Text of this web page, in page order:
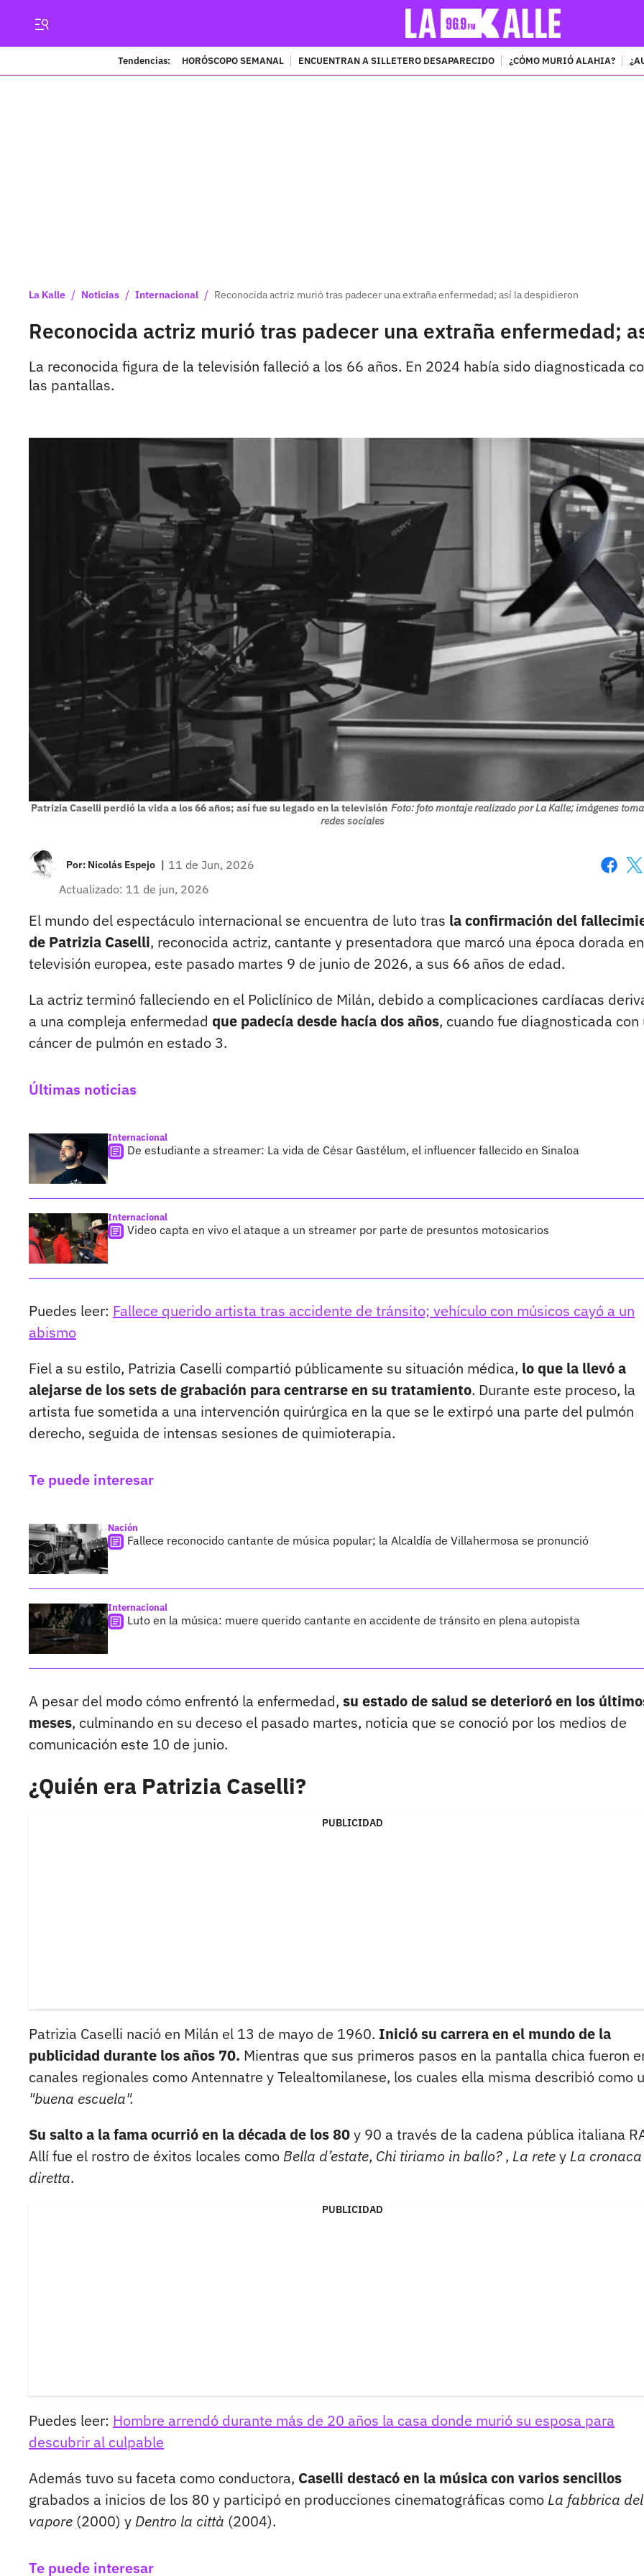
Tendencias: HORÓSCOPO SEMANAL ENCUENTRAN A SILLETERO DESAPARECIDO ¿CÓMO MURIÓ ALAHIA?
La Kalle / Noticias / Internacional / Reconocida actriz murió tras padecer una extraña enfermedad; así la despidieron
Reconocida actriz murió tras padecer una extraña enfermedad;
La reconocida figura de la televisión falleció a los 66 años. En 2024 había sido diagnosticada
las pantallas.
Patrizia Caselli perdió la vida a los 66 años; así fue su legado en la televisión Foto: foto montaje realizado por La Kalle; imágenes
redes sociales
Por: Nicolás Espejo | 11 de Jun, 2026
Actualizado: 11 de jun, 2026
El mundo del espectáculo internacional se encuentra de luto tras la confirmación del
de Patrizia Caselli, reconocida actriz, cantante y presentadora que marcó una época dorada
televisión europea, este pasado martes 9 de junio de 2026, a sus 66 años de edad.
La actriz terminó falleciendo en el Policlínico de Milán, debido a complicaciones cardíacas
a una compleja enfermedad que padecía desde hacía dos años, cuando fue diagnosticada con
cáncer de pulmón en estado 3.
Últimas noticias
Internacional
De estudiante a streamer: La vida de César Gastélum, el influencer fallecido en Sinaloa
Internacional
Video capta en vivo el ataque a un streamer por parte de presuntos motosicarios
Puedes leer: Fallece querido artista tras accidente de tránsito; vehículo con músicos cayó a un
abismo
Fiel a su estilo, Patrizia Caselli compartió públicamente su situación médica, lo que la llevó a
alejarse de los sets de grabación para centrarse en su tratamiento. Durante este proceso, la
artista fue sometida a una intervención quirúrgica en la que se le extirpó una parte del pulmón
derecho, seguida de intensas sesiones de quimioterapia.
Te puede interesar
Nación
Fallece reconocido cantante de música popular; la Alcaldía de Villahermosa se pronunció
Internacional
Luto en la música: muere querido cantante en accidente de tránsito en plena autopista
A pesar del modo cómo enfrentó la enfermedad, su estado de salud se deterioró en los
meses, culminando en su deceso el pasado martes, noticia que se conoció por los medios de
comunicación este 10 de junio.
¿Quién era Patrizia Caselli?
PUBLICIDAD
Patrizia Caselli nació en Milán el 13 de mayo de 1960. Inició su carrera en el mundo de la
publicidad durante los años 70. Mientras que sus primeros pasos en la pantalla chica fueron
canales regionales como Antennatre y Telealtomilanese, los cuales ella misma describió como
"buena escuela".
Su salto a la fama ocurrió en la década de los 80y 90 a través de la cadena pública italiana
Allí fue el rostro de éxitos locales comoBella d’estate, Chi tiriamo in ballo?, La reteyLa
diretta.
PUBLICIDAD
Puedes leer: Hombre arrendó durante más de 20 años la casa donde murió su esposa para
descubrir al culpable
Además tuvo su faceta como conductora, Caselli destacó en la música con varios sencillos
grabados a inicios de los 80 y participó en producciones cinematográficas comoLa fabbrica del
vapore (2000) yDentro la città (2004).
Te puede interesar